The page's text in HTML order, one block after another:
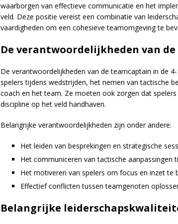
waarborgen van effectieve communicatie en het
veld. Deze positie vereist een combinatie van
vaardigheden om een cohesieve teamomgeving te
De verantwoordelijkheden van
De verantwoordelijkheden van de teamcaptain in de
spelers tijdens wedstrijden, het nemen van tactische
coach en het team. Ze moeten ook zorgen dat
discipline op het veld handhaven.
Belangrijke verantwoordelijkheden zijn onder andere:
Het leiden van besprekingen en strategische
Het communiceren van tactische aanpassingen
Het motiveren van spelers om focus en inzet te
Effectief conflicten tussen teamgenoten
Belangrijke